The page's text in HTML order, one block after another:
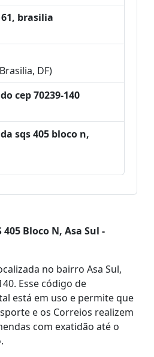
brasilia
DF)
cep 70239-140
sqs 405 bloco n,
405 Bloco N, Asa Sul -
no bairro Asa Sul,
Esse código de
está em uso e permite que
e os Correios realizem
com exatidão até o